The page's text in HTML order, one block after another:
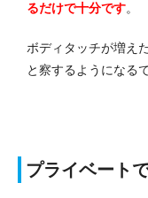
るだけで十分です。
ボディタッチが増え
と察するようになる
プライベート